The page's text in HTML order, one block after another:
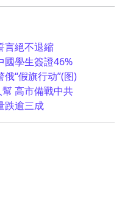
言絕不退縮
國學生簽證46%
“假旗行动”(图)
幫 高市備戰中共
跌逾三成